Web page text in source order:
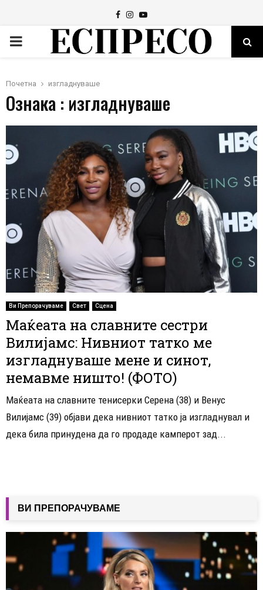
Facebook
Instagram
Youtube
PRIMARY
Почетна изгладнуваше
Ознака : изгладнуваше
Ви Препорачуваме Свет Сцена
Маќеата на славните сестри
Вилијамс: Нивниот татко ме
изгладнуваше мене и синот,
немавме ништо! (ФОТО)
Маќеата на славните тенисерки Серена (38) и Венус
Вилијамс (39) објави дека нивниот татко ја изгладнувал и
дека била принудена да го продаде камперот зад...
ВИ ПРЕПОРАЧУВАМЕ